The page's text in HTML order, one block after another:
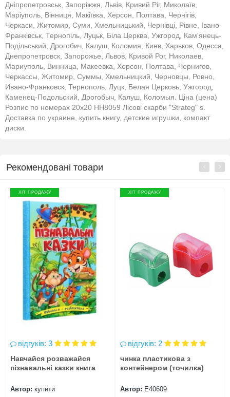
Дніпропетровськ, Запоріжжя, Львів, Кривий Ріг, Миколаїв,
Маріуполь, Вінниця, Макіївка, Херсон, Полтава, Чернігів,
Черкаси, Житомир, Суми, Хмельницький, Чернівці, Рівне, Івано-
Франківськ, Тернопіль, Луцьк, Біла Церква, Ужгород, Кам'янець-
Подільський, Дрогобич, Калуш, Коломия, Киев, Харьков, Одесса,
Днепропетровск, Запорожье, Львов, Кривой Рог, Николаев,
Мариуполь, Винница, Макеевка, Херсон, Полтава, Чернигов,
Черкассы, Житомир, Суммы, Хмельницкий, Черновцы, Ровно,
Ивано-Франковск, Тернополь, Луцк, Белая Церковь, Ужгород,
Каменец-Подольский, Дрогобыч, Калуш, Коломыя. Ціна (цена)
Розпис по номерах 20х20 HH8059 Лісові скарби "Strateg" s.
Доставка по украине, купить книгу, детские игрушки, компакт
диски.
Рекомендовані товари
ХІТ ПРОДАЖУ
відгуків: 3
Навчайся розважайся
пізнавальні казки книга
Автор: купити
ХІТ ПРОДАЖУ
відгуків: 2
чинка пластикова з
контейнером (точилка)
Автор: Е40609